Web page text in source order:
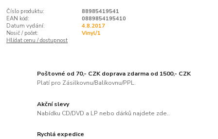
Číslo produktu:
88985419541
EAN kód:
0889854195410
Datum vydání:
4.8.2017
Nosič / počet:
Vinyl/1
Hlídat cenu / dostupnost
Poštovné od 70,- CZK doprava zdarma od 1500,- CZK
Platí pro Zásilkovnu/Balíkovnu/PPL.
Akční slevy
Nabídku CD/DVD a LP nebo dárků najdete zde..
Rychlá expedice